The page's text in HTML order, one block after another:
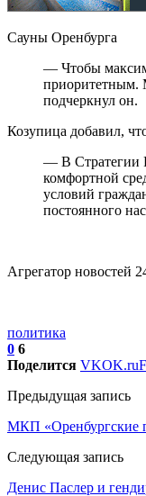
Сауны Оренбурга
— Чтобы
приоритетным.
подчеркнул он.
Козупица добавил,
— В Стратегии
комфортной
условий
постоянного
Агрегатор новостей
политика
0 6
Поделится VKOK.ru
Предыдущая запись
МКП «Оренбургские
Следующая запись
Денис Паслер и